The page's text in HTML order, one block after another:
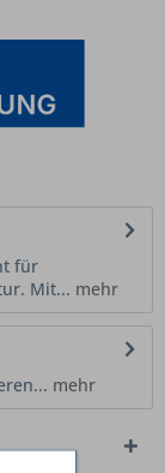
für
Mit... mehr
mehr